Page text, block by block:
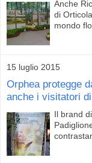
Anche
di
mondo
15 luglio 2015
Orphea protegge
anche i visitatori
Il brand